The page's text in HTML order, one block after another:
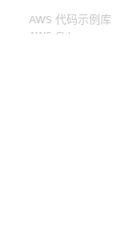
AWS 代码示例库
AWS CLI